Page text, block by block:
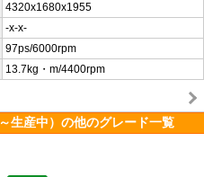
4320x1680x1955
-x-x-
97ps/6000rpm
13.7kg・m/4400rpm
生産中）の他のグレード一覧